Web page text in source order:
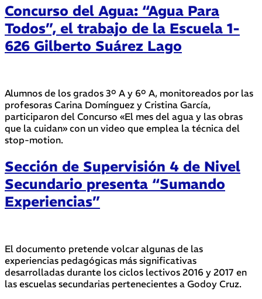
Concurso del Agua: “Agua Para
Todos”, el trabajo de la Escuela 1-
626 Gilberto Suárez Lago
Alumnos de los grados 3º A y 6º A, monitoreados por las
profesoras Carina Domínguez y Cristina García,
participaron del Concurso «El mes del agua y las obras
que la cuidan» con un video que emplea la técnica del
stop-motion.
Sección de Supervisión 4 de Nivel
Secundario presenta “Sumando
Experiencias”
El documento pretende volcar algunas de las
experiencias pedagógicas más significativas
desarrolladas durante los ciclos lectivos 2016 y 2017 en
las escuelas secundarias pertenecientes a Godoy Cruz.